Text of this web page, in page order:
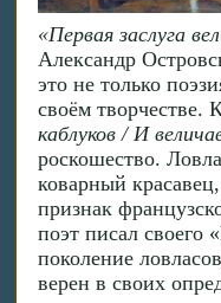
«Первая заслуга
Александр
это не только
своём
каблуков / И
роскошество.
коварный
признак
поэт писал своего
поколение
верен в своих